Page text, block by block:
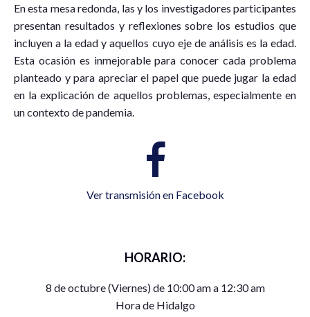
En esta mesa redonda, las y los investigadores participantes
presentan resultados y reflexiones sobre los estudios que
incluyen a la edad y aquellos cuyo eje de análisis es la edad.
Esta ocasión es inmejorable para conocer cada problema
planteado y para apreciar el papel que puede jugar la edad
en la explicación de aquellos problemas, especialmente en
un contexto de pandemia.
Ver transmisión en Facebook
HORARIO:
8 de octubre (Viernes) de 10:00 am a 12:30 am
Hora de Hidalgo